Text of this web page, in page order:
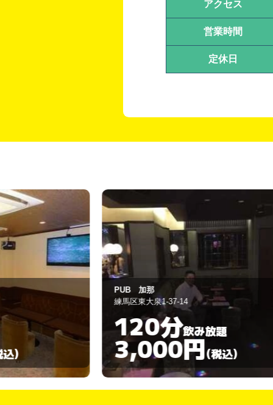
アクセス
営業時間
定休日
PUB 加那
練馬区東大泉1-37-14
120分飲み放題
3,000円(税込)